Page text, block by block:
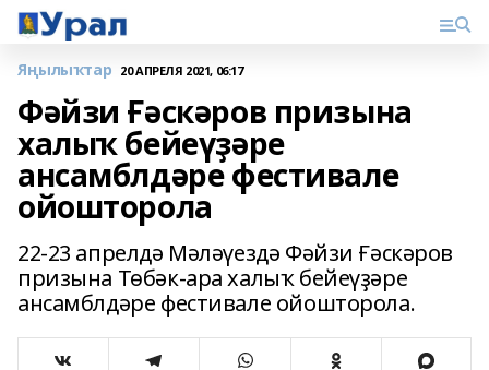
Яңылыҡтар 20 АПРЕЛЯ 2021, 06:17
Фәйзи Ғәскәров призына
халыҡ бейеүҙәре
ансамблдәре фестивале
ойошторола
22-23 апрелдә Мәләүездә Фәйзи Ғәскәров
призына Төбәк-ара халыҡ бейеүҙәре
ансамблдәре фестивале ойошторола.